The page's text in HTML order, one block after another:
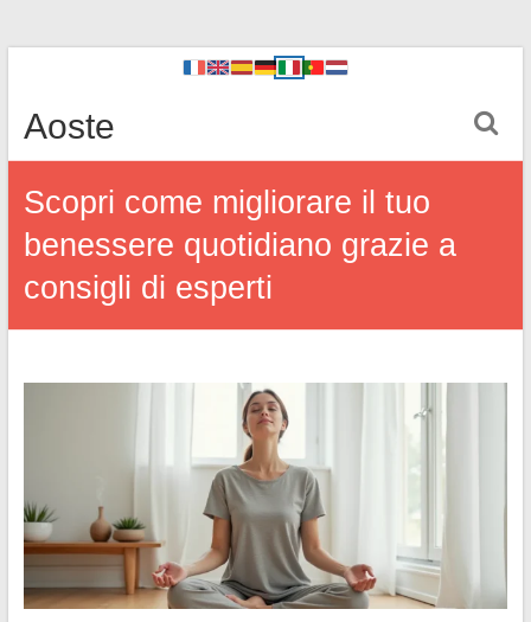
Aoste
Scopri come migliorare il tuo
benessere quotidiano grazie a
consigli di esperti